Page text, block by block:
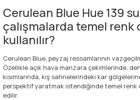
Cerulean Blue Hue 139
çalışmalarda temel renk
kullanılır?
Cerulean Blue, peyzaj ressamlarının
Özellikle açık hava manzara çekimlerinde,
kısımlarında, kış sahnelerindeki kar
perspektif yaratmak istendiğinde temel renk
edilir.